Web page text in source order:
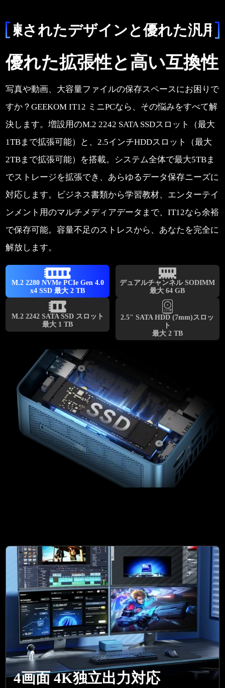
練されたデザインと優れた汎用
優れた拡張性と高い互換性
写真や動画、大容量ファイルの保存スペースにお困りで
すか？GEEKOM IT12 ミニPCなら、その悩みをすべて解
決します。増設用のM.2 2242 SATA SSDスロット（最大
1TBまで拡張可能）と、2.5インチHDDスロット（最大
2TBまで拡張可能）を搭載。システム全体で最大5TBま
でストレージを拡張でき、あらゆるデータ保存ニーズに
対応します。ビジネス書類から学習教材、エンターテイ
ンメント用のマルチメディアデータまで、IT12なら余裕
で保存可能。容量不足のストレスから、あなたを完全に
解放します。
M.2 2280 NVMe PCIe Gen 4.0
x4 SSD 最大 2 TB
デュアルチャンネル SODIMM
最大 64 GB
M.2 2242 SATA SSD スロット
最大 1 TB
2.5" SATA HDD (7mm)スロッ
ト
最大 2 TB
4画面 4K独立出力対応